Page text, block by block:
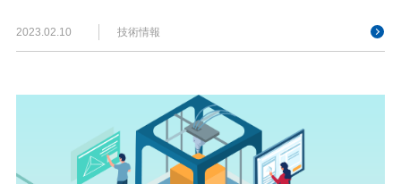
2023.02.10 技術情報